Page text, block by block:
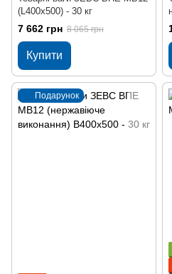
(L400x500) - 30 кг
7 662 грн 8 065 грн
Купити
Подарунок